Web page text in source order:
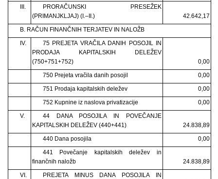
III.
PRORAČUNSKI PRESEŽEK
(PRIMANJKLJAJ) (I.–II.)
42.642,17
B. RAČUN FINANČNIH TERJATEV IN NALOŽB
IV.
75 PREJETA VRAČILA DANIH POSOJIL IN
PRODAJA KAPITALSKIH DELEŽEV
(750+751+752)
0,00
750 Prejeta vračila danih posojil
0,00
751 Prodaja kapitalskih deležev
0,00
752 Kupnine iz naslova privatizacije
0,00
V.
44 DANA POSOJILA IN POVEČANJE
KAPITALSKIH DELEŽEV (440+441)
24.838,89
440 Dana posojila
0,00
441 Povečanje kapitalskih deležev in
finančnih naložb
24.838,89
VI.
PREJETA MINUS DANA POSOJILA IN